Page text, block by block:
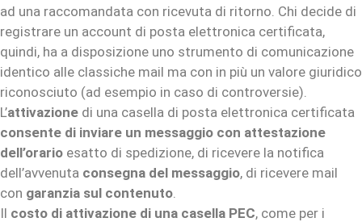
ad una raccomandata con ricevuta di ritorno. Chi decide di
registrare un account di posta elettronica certificata,
quindi, ha a disposizione uno strumento di comunicazione
identico alle classiche mail ma con in più un valore giuridico
riconosciuto (ad esempio in caso di controversie).
L’attivazione di una casella di posta elettronica certificata
consente di inviare un messaggio con attestazione
dell’orario esatto di spedizione, di ricevere la notifica
dell’avvenuta consegna del messaggio, di ricevere mail
con garanzia sul contenuto.
Il costo di attivazione di una casella PEC, come per i